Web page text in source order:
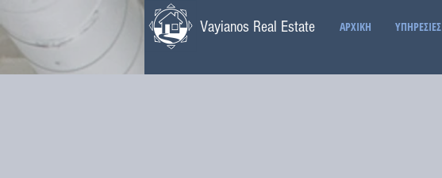
Vayianos Real Estate ΑΡΧΙΚΗ ΥΠΗΡΕΣΙΕΣ